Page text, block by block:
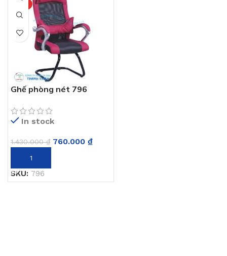
Ghế phòng nét 796
In stock
1.430.000₫ 760.000 ₫
THÊM VÀO GIỎ HÀNG
SKU: 796